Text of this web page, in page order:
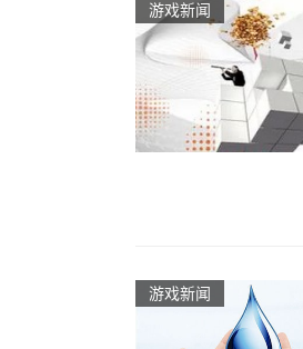
游戏新闻
游戏新闻